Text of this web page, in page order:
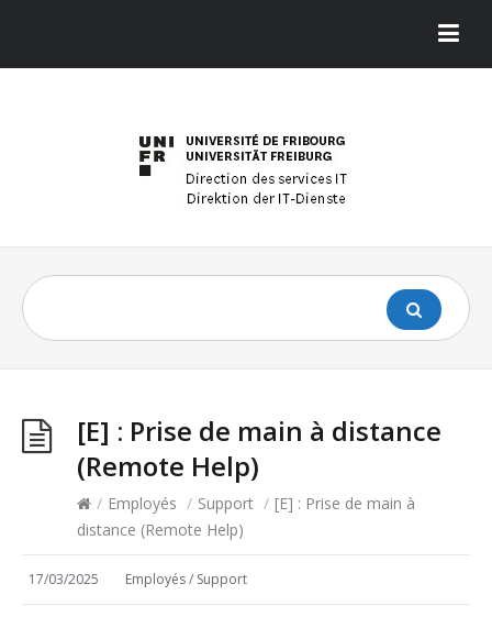
[E] : Prise de main à distance
(Remote Help)
/ Employés / Support / [E] : Prise de main à
distance (Remote Help)
17/03/2025 Employés/ Support